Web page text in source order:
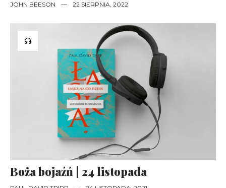
JOHN BEESON — 22 SIERPNIA, 2022
Boża bojaźń | 24 listopada